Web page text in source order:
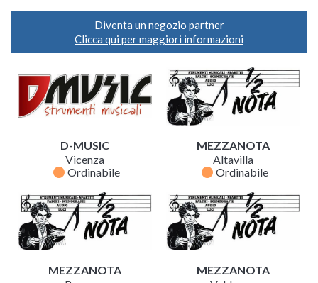
Diventa un negozio partner
Clicca qui per maggiori informazioni
D-MUSIC
Vicenza
fiber_manual_record Ordinabile
MEZZANOTA
Altavilla
fiber_manual_record Ordinabile
MEZZANOTA
MEZZANOTA